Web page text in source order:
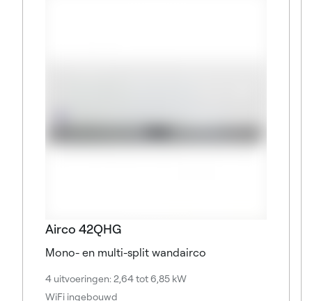
Airco 42QHG
Mono- en multi-split wandairco
4 uitvoeringen: 2,64 tot 6,85 kW
WiFi ingebouwd